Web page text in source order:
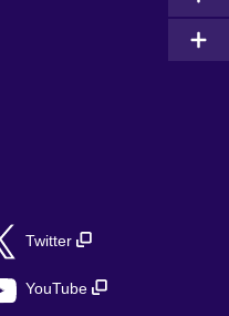
Twitter
YouTube